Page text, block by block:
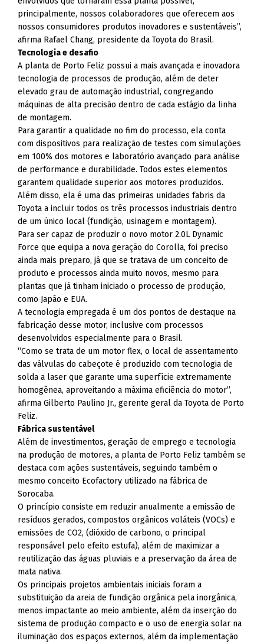
principalmente, nossos colaboradores que oferecem aos
nossos consumidores produtos inovadores e sustentáveis”,
afirma Rafael Chang, presidente da Toyota do Brasil.
Tecnologia e desafio
A planta de Porto Feliz possui a mais avançada e inovadora
tecnologia de processos de produção, além de deter
elevado grau de automação industrial, congregando
máquinas de alta precisão dentro de cada estágio da linha
de montagem.
Para garantir a qualidade no fim do processo, ela conta
com dispositivos para realização de testes com simulações
em 100% dos motores e laboratório avançado para análise
de performance e durabilidade. Todos estes elementos
garantem qualidade superior aos motores produzidos.
Além disso, ela é uma das primeiras unidades fabris da
Toyota a incluir todos os três processos industriais dentro
de um único local (fundição, usinagem e montagem).
Para ser capaz de produzir o novo motor 2.0L Dynamic
Force que equipa a nova geração do Corolla, foi preciso
ainda mais preparo, já que se tratava de um conceito de
produto e processos ainda muito novos, mesmo para
plantas que já tinham iniciado o processo de produção,
como Japão e EUA.
A tecnologia empregada é um dos pontos de destaque na
fabricação desse motor, inclusive com processos
desenvolvidos especialmente para o Brasil.
“Como se trata de um motor flex, o local de assentamento
das válvulas do cabeçote é produzido com tecnologia de
solda a laser que garante uma superfície extremamente
homogênea, aproveitando a máxima eficiência do motor”,
afirma Gilberto Paulino Jr., gerente geral da Toyota de Porto
Feliz.
Fábrica sustentável
Além de investimentos, geração de emprego e tecnologia
na produção de motores, a planta de Porto Feliz também se
destaca com ações sustentáveis, seguindo também o
mesmo conceito Ecofactory utilizado na fábrica de
Sorocaba.
O princípio consiste em reduzir anualmente a emissão de
resíduos gerados, compostos orgânicos voláteis (VOCs) e
emissões de CO2, (dióxido de carbono, o principal
responsável pelo efeito estufa), além de maximizar a
reutilização das águas pluviais e a preservação da área de
mata nativa.
Os principais projetos ambientais iniciais foram a
substituição da areia de fundição orgânica pela inorgânica,
menos impactante ao meio ambiente, além da inserção do
sistema de produção compacto e o uso de energia solar na
iluminação dos espaços externos, além da implementação